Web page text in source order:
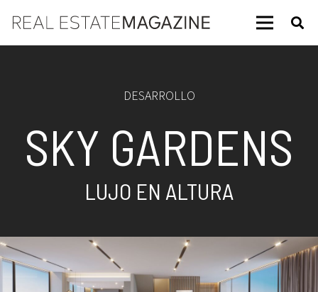
DESARROLLO
SKY GARDENS
LUJO EN ALTURA